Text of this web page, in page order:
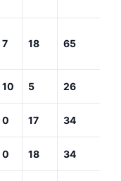
7 18 65
10 5 26
0 17 34
0 18 34